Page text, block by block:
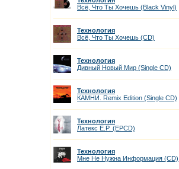
Всё, Что Ты Хочешь (Black Vinyl)
Технология
Всё, Что Ты Хочешь (CD)
Технология
Дивный Новый Мир (Single CD)
Технология
КАМНИ. Remix Edition (Single CD)
Технология
Латекс E.P. (EPCD)
Технология
Мне Не Нужна Информация (CD)